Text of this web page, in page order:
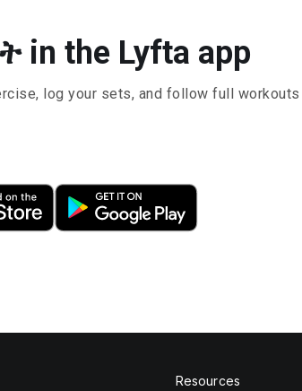
in the Lyfta app
log your sets, and follow full
Resources